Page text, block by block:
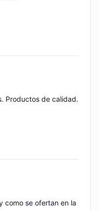
Productos de calidad.
como se ofertan en la